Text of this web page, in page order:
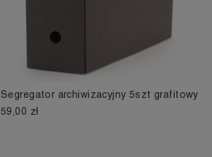
Segregator archiwizacyjny 5szt grafitowy
59,00 zł